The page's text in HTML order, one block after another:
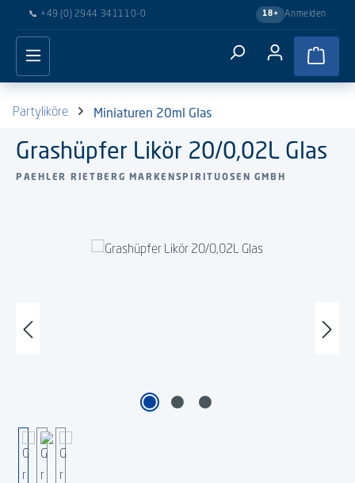
Hauptinhalt springen
📞 +49 (0) 2944 341110-0 18+ Anmelden
Partyliköre Miniaturen 20ml Glas
Grashüpfer Likör 20/0,02L Glas
PAEHLER RIETBERG MARKENSPIRITUOSEN GMBH
Bildergalerie überspringen